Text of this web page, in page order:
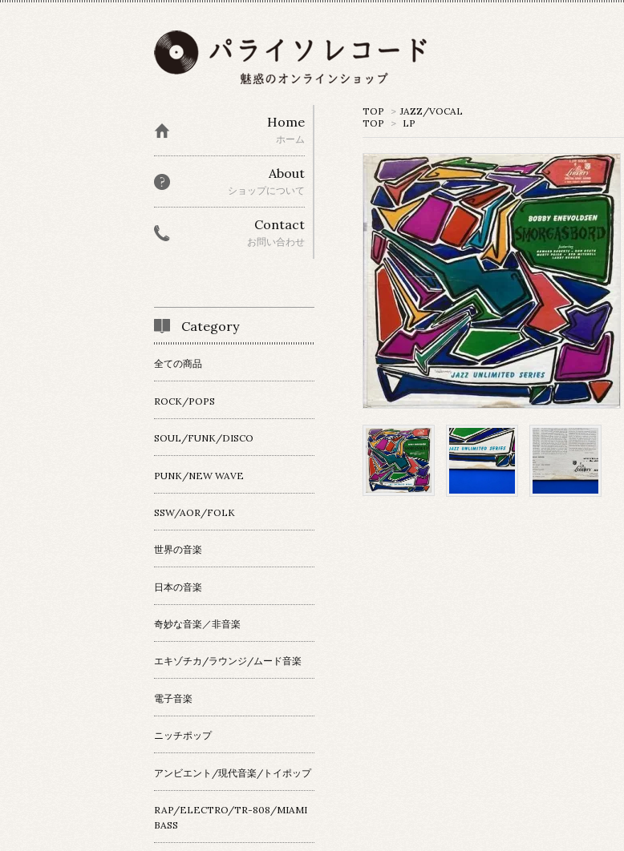
TOP > JAZZ/VOCAL
TOP
> LP
Home
ホーム
About
ショップについて
Contact
お問い合わせ
Category
全ての商品
ROCK/POPS
SOUL/FUNK/DISCO
PUNK/NEW WAVE
SSW/AOR/FOLK
世界の音楽
日本の音楽
奇妙な音楽／非音楽
エキゾチカ/ラウンジ/ムード音楽
電子音楽
ニッチポップ
アンビエント/現代音楽/トイポップ
RAP/ELECTRO/TR-808/MIAMI
BASS